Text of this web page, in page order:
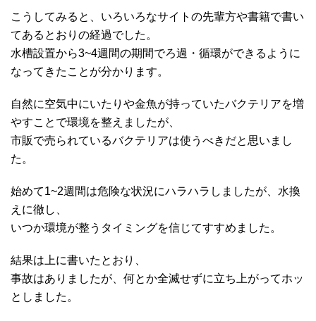
こうしてみると、いろいろなサイトの先輩方や書籍で書い
てあるとおりの経過でした。
水槽設置から3~4週間の期間でろ過・循環ができるように
なってきたことが分かります。
自然に空気中にいたりや金魚が持っていたバクテリアを増
やすことで環境を整えましたが、
市販で売られているバクテリアは使うべきだと思いまし
た。
始めて1~2週間は危険な状況にハラハラしましたが、水換
えに徹し、
いつか環境が整うタイミングを信じてすすめました。
結果は上に書いたとおり、
事故はありましたが、何とか全滅せずに立ち上がってホッ
としました。